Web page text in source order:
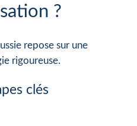
?
repose sur une
rigoureuse.
clés